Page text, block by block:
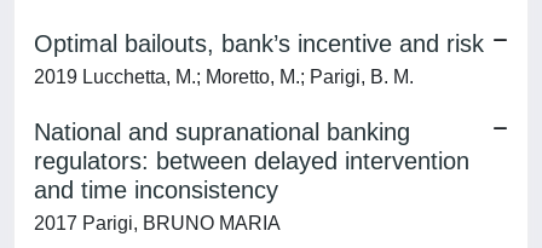
Optimal bailouts, bank’s incentive and risk
2019 Lucchetta, M.; Moretto, M.; Parigi, B. M.
National and supranational banking
regulators: between delayed intervention
and time inconsistency
2017 Parigi, BRUNO MARIA